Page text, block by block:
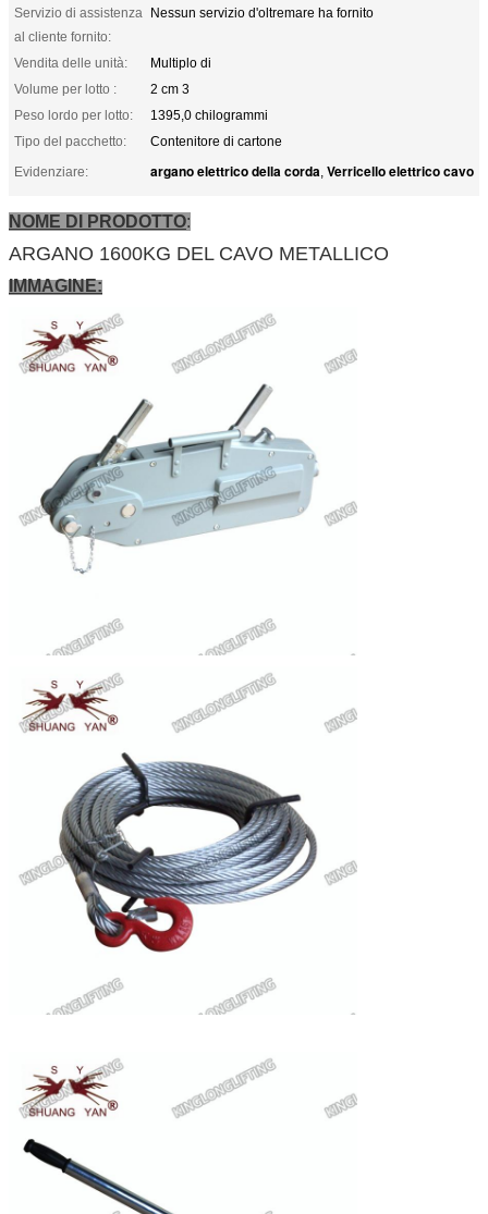
Servizio di assistenza
al cliente fornito:
Nessun servizio d'oltremare ha fornito
Vendita delle unità:
Multiplo di
Volume per lotto :
2 cm 3
Peso lordo per lotto:
1395,0 chilogrammi
Tipo del pacchetto:
Contenitore di cartone
Evidenziare:
argano elettrico della corda, Verricello elettrico cavo
NOME DI PRODOTTO:
ARGANO 1600KG DEL CAVO METALLICO
IMMAGINE: